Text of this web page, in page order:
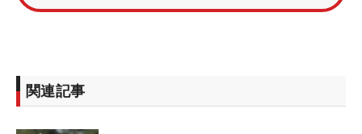
た。3番でボギーが先に来たものの、5番、6番、8番
それに急ブレーキがかかったのが、9番パー5。2オ
関連記事